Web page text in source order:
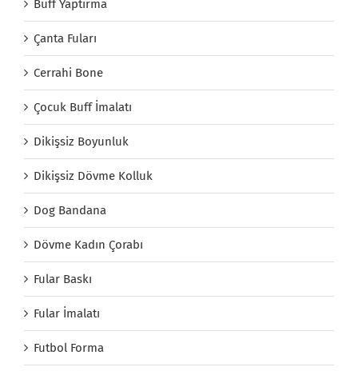
Buff Yaptırma
Çanta Fuları
Cerrahi Bone
Çocuk Buff İmalatı
Dikişsiz Boyunluk
Dikişsiz Dövme Kolluk
Dog Bandana
Dövme Kadın Çorabı
Fular Baskı
Fular İmalatı
Futbol Forma